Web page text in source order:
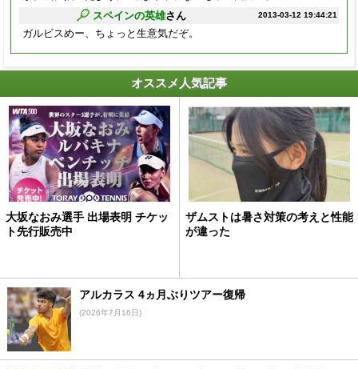
2013-03-12 19:44:21
スペインの英雄さん
ガルビスめー、ちょっと生意気だぞ。
オススメ人気記事
大坂なおみ選手 出場表明 チケッ
ト先行販売中
ザムストは暑さ対策の考えと性能
が違った
アルカラス 4ヵ月ぶりツアー復帰
(2026年7月16日)